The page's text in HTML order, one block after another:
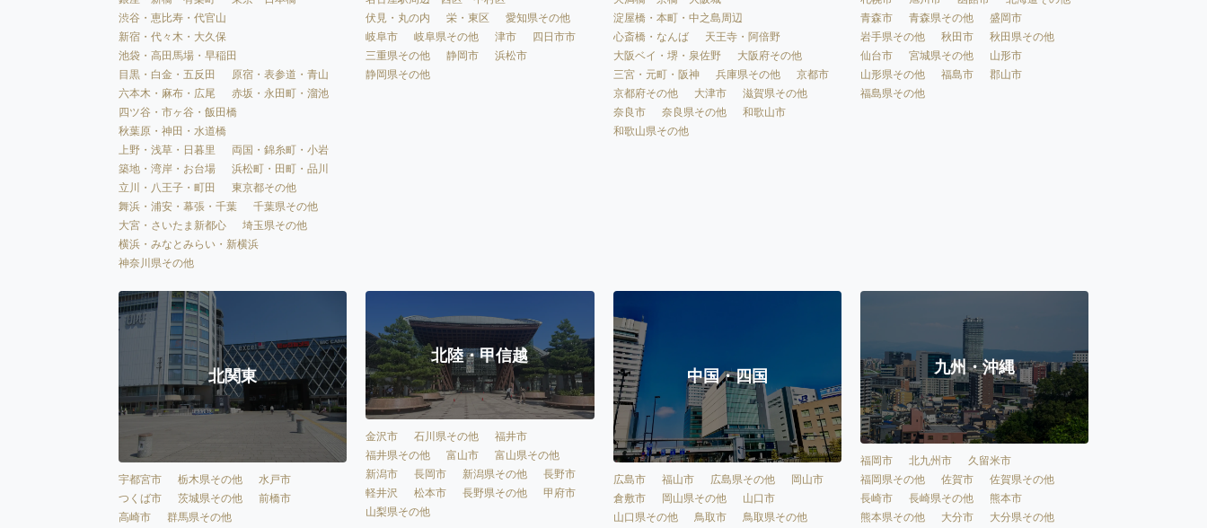
渋谷・恵比寿・代官山
新宿・代々木・大久保
池袋・高田馬場・早稲田
目黒・白金・五反田
原宿・表参道・青山
六本木・麻布・広尾
赤坂・永田町・溜池
四ツ谷・市ヶ谷・飯田橋
秋葉原・神田・水道橋
上野・浅草・日暮里
両国・錦糸町・小岩
築地・湾岸・お台場
浜松町・田町・品川
立川・八王子・町田
東京都その他
舞浜・浦安・幕張・千葉
千葉県その他
大宮・さいたま新都心
埼玉県その他
横浜・みなとみらい・新横浜
神奈川県その他
伏見・丸の内
栄・東区
愛知県その他
岐阜市
岐阜県その他 津市
四日市市
三重県その他
静岡市
浜松市
静岡県その他
淀屋橋・本町・中之島周辺
心斎橋・なんば
天王寺・阿倍野
大阪ベイ・堺・泉佐野
大阪府その他
三宮・元町・阪神
兵庫県その他
京都市
京都府その他
大津市
滋賀県その他
奈良市
奈良県その他
和歌山市
和歌山県その他
青森市
青森県その他
盛岡市
岩手県その他
秋田市
秋田県その他
仙台市
宮城県その他
山形市
山形県その他
福島市
郡山市
福島県その他
北関東
宇都宮市 栃木県その他
水戸市
つくば市
茨城県その他
前橋市
高崎市
群馬県その他
北陸・甲信越
金沢市 石川県その他
福井市
福井県その他
富山市
富山県その他
新潟市
長岡市 新潟県その他
長野市
軽井沢
松本市 長野県その他
甲府市
山梨県その他
中国・四国
広島市 福山市 広島県その他
岡山市
倉敷市
岡山県その他
山口市
山口県その他
鳥取市
鳥取県その他
九州・沖縄
福岡市 北九州市
久留米市
福岡県その他
佐賀市
佐賀県その他
長崎市
長崎県その他
熊本市
熊本県その他
大分市
大分県その他